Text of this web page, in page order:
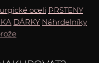
oceli PRSTENY
DÁRKY Náhrdelníky